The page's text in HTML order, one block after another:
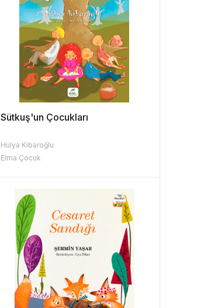
Sütkuş'un Çocukları
Hülya Kibaroğlu
Elma Çocuk